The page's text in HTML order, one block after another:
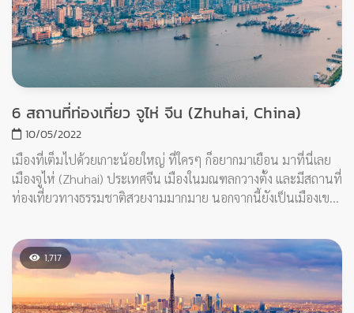
6 สถานที่ท่องเที่ยว จูไห่ จีน (Zhuhai, China)
10/05/2022
เมืองที่เต็มไปด้วยเกาะน้อยใหญ่ ที่ใครๆ ก็อยากมาเยือน มาที่นี่เลย
เมืองจูไห่ (Zhuhai) ประเทศจีน เมืองในมณฑลกวางตั้ง และมีสถานที่
ท่องเที่ยวทางธรรมชาติสวยงามมากมาย นอกจากนี้ยังเป็นเมืองเขต
โดดเด่นที่แตกต่างกันออกไป เมืองมีความสงบบรรยากาศโรแมนติก
เหมาะแก่การมาพักผ่อน เรามาดูทั้ง 6 สถานที่ท่องเที่ยวของเมืองนี้
กันเลย
1,717